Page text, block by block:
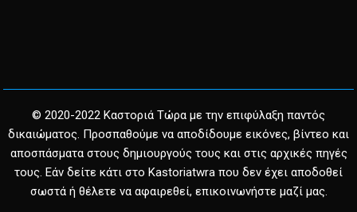
© 2020-2022 Καστοριά Τώρα με την επιφύλαξη παντός
δικαιώματος. Προσπαθούμε να αποδίδουμε εικόνες, βίντεο και
αποσπάσματα στους δημιουργούς τους και στις αρχικές πηγές
τους. Εάν δείτε κάτι στο Kastoriatwra που δεν έχει αποδοθεί
σωστά ή θέλετε να αφαιρεθεί, επικοινωνήστε μαζί μας.